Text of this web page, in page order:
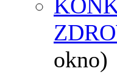
okno)